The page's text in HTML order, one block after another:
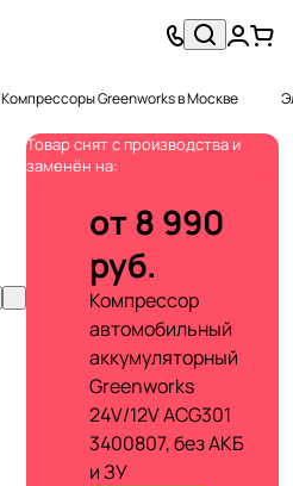
Компрессоры Greenworks в Москве
Товар снят с производства и
заменён на:
от 8 990
руб.
Компрессор
автомобильный
аккумуляторный
Greenworks
24V/12V ACG301
3400807, без АКБ
и ЗУ